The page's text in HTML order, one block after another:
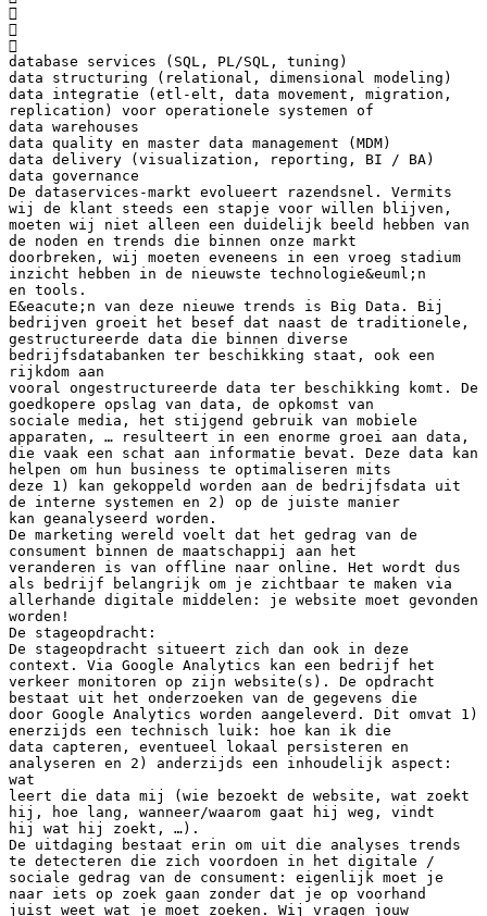



database services (SQL, PL/SQL, tuning)
data structuring (relational, dimensional modeling)
data integratie (etl-elt, data movement, migration,
replication) voor operationele systemen of
data warehouses
data quality en master data management (MDM)
data delivery (visualization, reporting, BI / BA)
data governance
De dataservices-markt evolueert razendsnel. Vermits
wij de klant steeds een stapje voor willen blijven,
moeten wij niet alleen een duidelijk beeld hebben van
de noden en trends die binnen onze markt
doorbreken, wij moeten eveneens in een vroeg stadium
inzicht hebben in de nieuwste technologie&euml;n
en tools.
E&eacute;n van deze nieuwe trends is Big Data. Bij
bedrijven groeit het besef dat naast de traditionele,
gestructureerde data die binnen diverse
bedrijfsdatabanken ter beschikking staat, ook een
rijkdom aan
vooral ongestructureerde data ter beschikking komt. De
goedkopere opslag van data, de opkomst van
sociale media, het stijgend gebruik van mobiele
apparaten, … resulteert in een enorme groei aan data,
die vaak een schat aan informatie bevat. Deze data kan
helpen om hun business te optimaliseren mits
deze 1) kan gekoppeld worden aan de bedrijfsdata uit
de interne systemen en 2) op de juiste manier
kan geanalyseerd worden.
De marketing wereld voelt dat het gedrag van de
consument binnen de maatschappij aan het
veranderen is van offline naar online. Het wordt dus
als bedrijf belangrijk om je zichtbaar te maken via
allerhande digitale middelen: je website moet gevonden
worden!
De stageopdracht:
De stageopdracht situeert zich dan ook in deze
context. Via Google Analytics kan een bedrijf het
verkeer monitoren op zijn website(s). De opdracht
bestaat uit het onderzoeken van de gegevens die
door Google Analytics worden aangeleverd. Dit omvat 1)
enerzijds een technisch luik: hoe kan ik die
data capteren, eventueel lokaal persisteren en
analyseren en 2) anderzijds een inhoudelijk aspect:
wat
leert die data mij (wie bezoekt de website, wat zoekt
hij, hoe lang, wanneer/waarom gaat hij weg, vindt
hij wat hij zoekt, …).
De uitdaging bestaat erin om uit die analyses trends
te detecteren die zich voordoen in het digitale /
sociale gedrag van de consument: eigenlijk moet je
naar iets op zoek gaan zonder dat je op voorhand
juist weet wat je moet zoeken. Wij vragen jouw